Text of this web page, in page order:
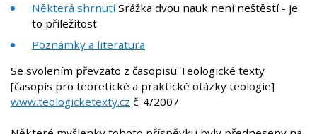
Některá shrnutíSrážka dvou nauk není neštěstí - je
to příležitost
Poznámky a literatura
Se svolením převzato z časopisu Teologické texty
[časopis pro teoretické a praktické otázky teologie]
www.teologicketexty.cz č. 4/2007